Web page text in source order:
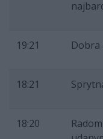
19:21 Dobra
18:21
18:20